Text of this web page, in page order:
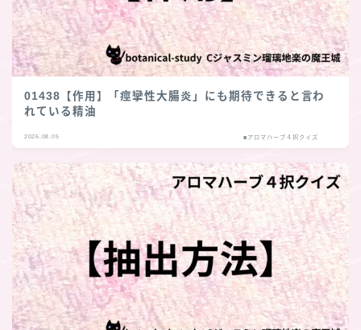
01438【作用】「痙攣性大腸炎」にも期待できると言わ
れている精油
2026.08.05 ■アロマハーブ４択クイズ